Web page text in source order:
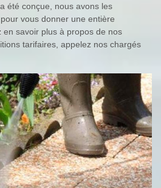
été conçue, nous avons les
vous donner une entière
en savoir plus à propos de nos
tarifaires, appelez nos chargés